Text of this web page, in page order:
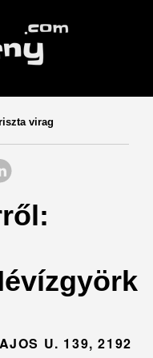
virag
U. 139, 2192